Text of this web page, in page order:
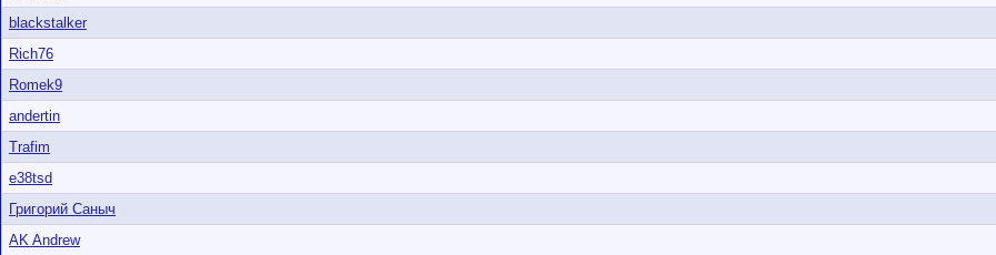
blackstalker
Rich76
Romek9
andertin
Trafim
e38tsd
Григорий Саныч
AK Andrew